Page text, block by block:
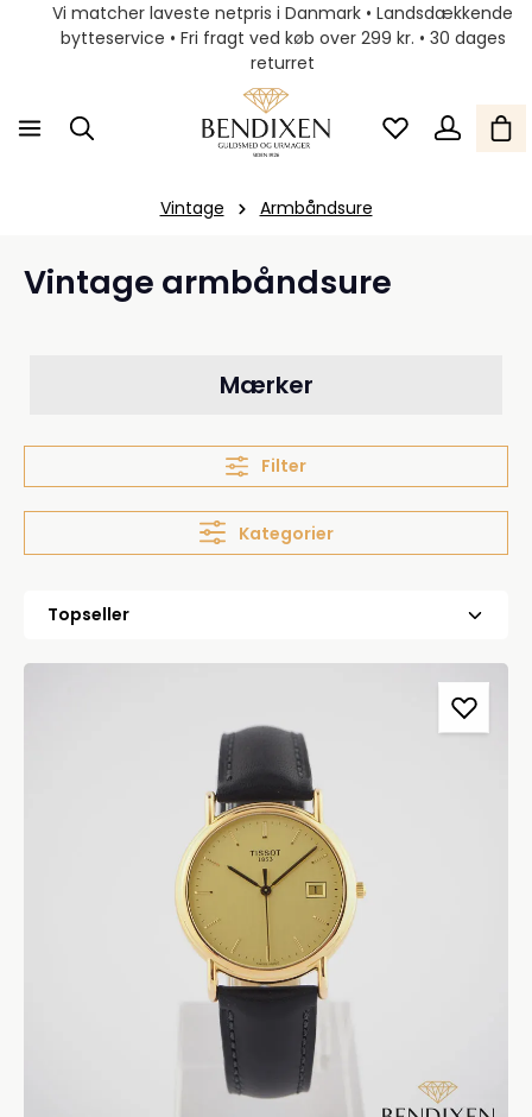
Vi matcher laveste netpris i Danmark • Landsdækkende
bytteservice • Fri fragt ved køb over 299 kr. • 30 dages
returret
Vintage Armbåndsure
Vintage armbåndsure
Mærker
Filter
Kategorier